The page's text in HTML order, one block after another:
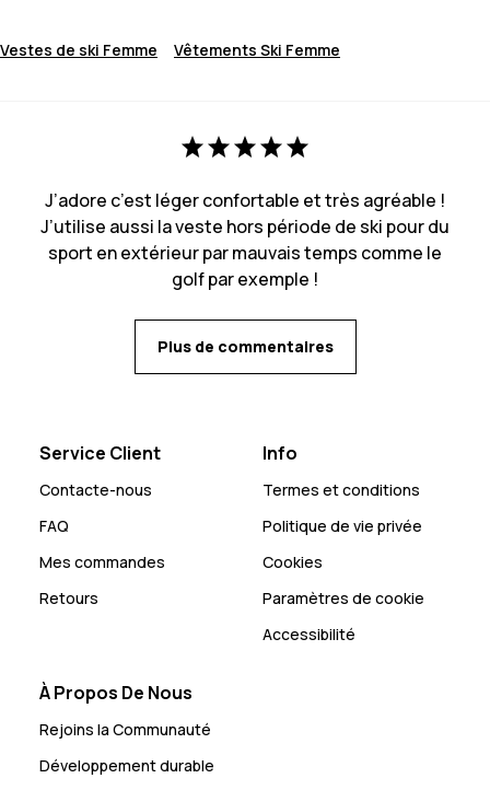
Vestes de ski Femme Vêtements Ski Femme
J’adore c’est léger confortable et très agréable !
J’utilise aussi la veste hors période de ski pour du
sport en extérieur par mauvais temps comme le
golf par exemple !
Plus de commentaires
Service Client
Contacte-nous
FAQ
Mes commandes
Retours
Info
Termes et conditions
Politique de vie privée
Cookies
Paramètres de cookie
Accessibilité
À Propos De Nous
Rejoins la Communauté
Développement durable